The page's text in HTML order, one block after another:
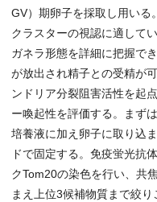
GV）期卵子を採取し用いる
クラスターの視認に適して
ガネラ形態を詳細に把握で
が放出され精子との受精が
ンドリア分裂阻害活性を起
ー喚起性を評価する。まず
培養液に加え卵子に取り込
ドで固定する。免疫蛍光抗
クTom20の染色を行い、共
まえ上位3候補物質まで絞